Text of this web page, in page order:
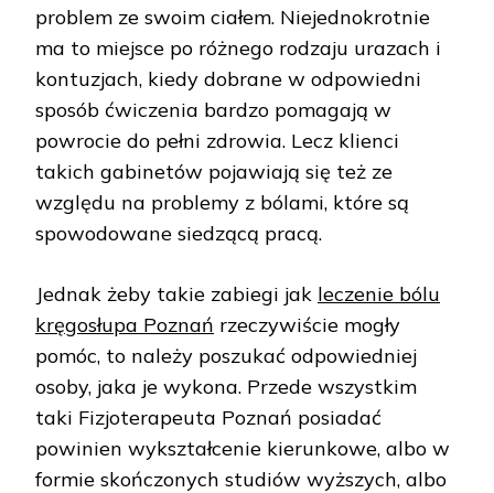
problem ze swoim ciałem. Niejednokrotnie
ma to miejsce po różnego rodzaju urazach i
kontuzjach, kiedy dobrane w odpowiedni
sposób ćwiczenia bardzo pomagają w
powrocie do pełni zdrowia. Lecz klienci
takich gabinetów pojawiają się też ze
względu na problemy z bólami, które są
spowodowane siedzącą pracą.
Jednak żeby takie zabiegi jak leczenie bólu
kręgosłupa Poznań rzeczywiście mogły
pomóc, to należy poszukać odpowiedniej
osoby, jaka je wykona. Przede wszystkim
taki Fizjoterapeuta Poznań posiadać
powinien wykształcenie kierunkowe, albo w
formie skończonych studiów wyższych, albo